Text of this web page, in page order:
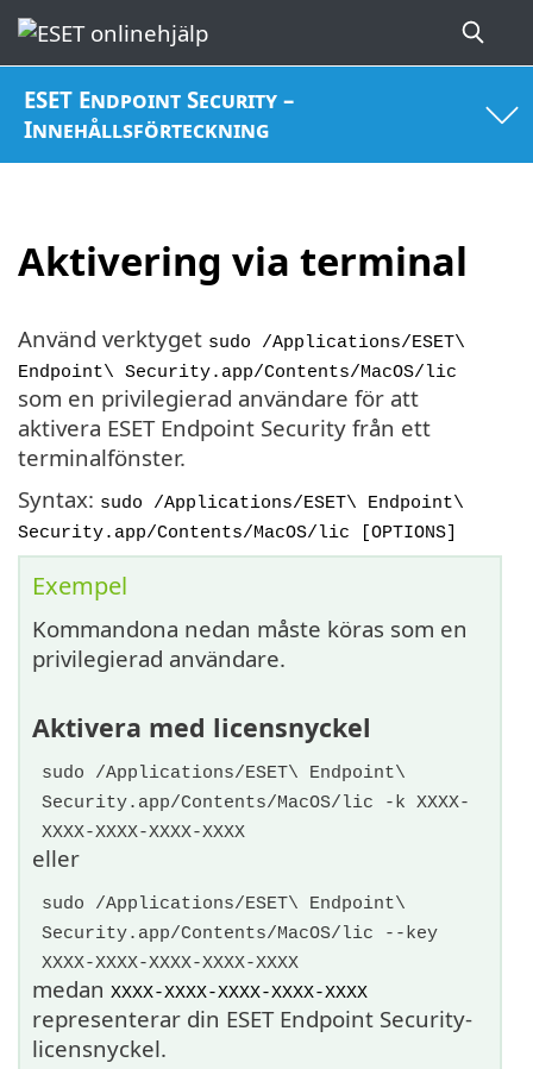
ESET Endpoint Security –
Innehållsförteckning
Aktivering via terminal
Använd verktyget sudo /Applications/ESET\
Endpoint\ Security.app/Contents/MacOS/lic
som en privilegierad användare för att
aktivera ESET Endpoint Security från ett
terminalfönster.
Syntax: sudo /Applications/ESET\ Endpoint\
Security.app/Contents/MacOS/lic [OPTIONS]
Exempel
Kommandona nedan måste köras som en
privilegierad användare.
Aktivera med licensnyckel
sudo /Applications/ESET\ Endpoint\
Security.app/Contents/MacOS/lic -k XXXX-
XXXX-XXXX-XXXX-XXXX
eller
sudo /Applications/ESET\ Endpoint\
Security.app/Contents/MacOS/lic --key
XXXX-XXXX-XXXX-XXXX-XXXX
medan XXXX-XXXX-XXXX-XXXX-XXXX
representerar din ESET Endpoint Security-
licensnyckel.